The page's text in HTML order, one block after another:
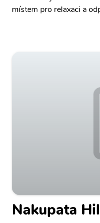
místem pro relaxaci a
Nakupata